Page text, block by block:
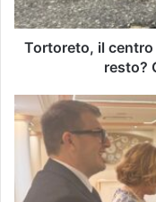
Tortoreto, il centro
resto?